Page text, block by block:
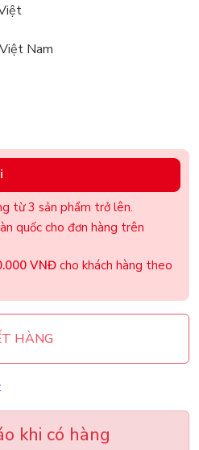
Nam
từ 3 sản phẩm trở lên.
quốc cho đơn hàng trên
VNĐ cho khách hàng theo
HÀNG
khi có hàng